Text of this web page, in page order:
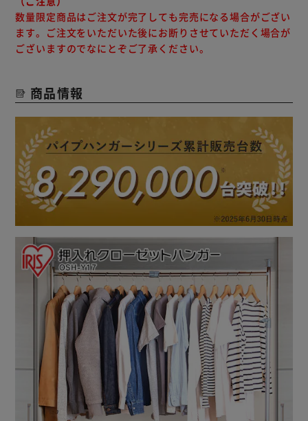
数量限定商品はご注文が完了しても完売になる場合がござい
ます。ご注文をいただいた後にお断りさせていただく場合が
ございますのでなにとぞご了承ください。
商品情報